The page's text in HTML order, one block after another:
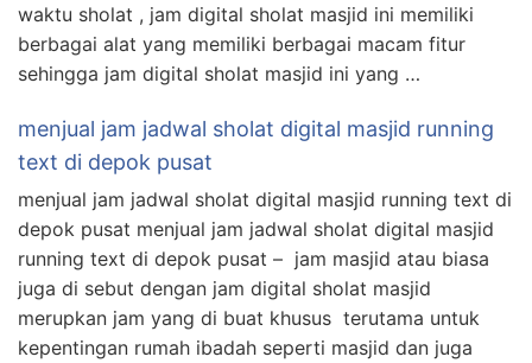
waktu sholat , jam digital sholat masjid ini memiliki
berbagai alat yang memiliki berbagai macam fitur
sehingga jam digital sholat masjid ini yang …
menjual jam jadwal sholat digital masjid running
text di depok pusat
menjual jam jadwal sholat digital masjid running text di
depok pusat menjual jam jadwal sholat digital masjid
running text di depok pusat – jam masjid atau biasa
juga di sebut dengan jam digital sholat masjid
merupkan jam yang di buat khusus terutama untuk
kepentingan rumah ibadah seperti masjid dan juga